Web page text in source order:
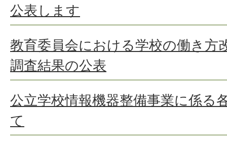
公表します
教育委員会における学校の働き方
調査結果の公表
公立学校情報機器整備事業に係る
て